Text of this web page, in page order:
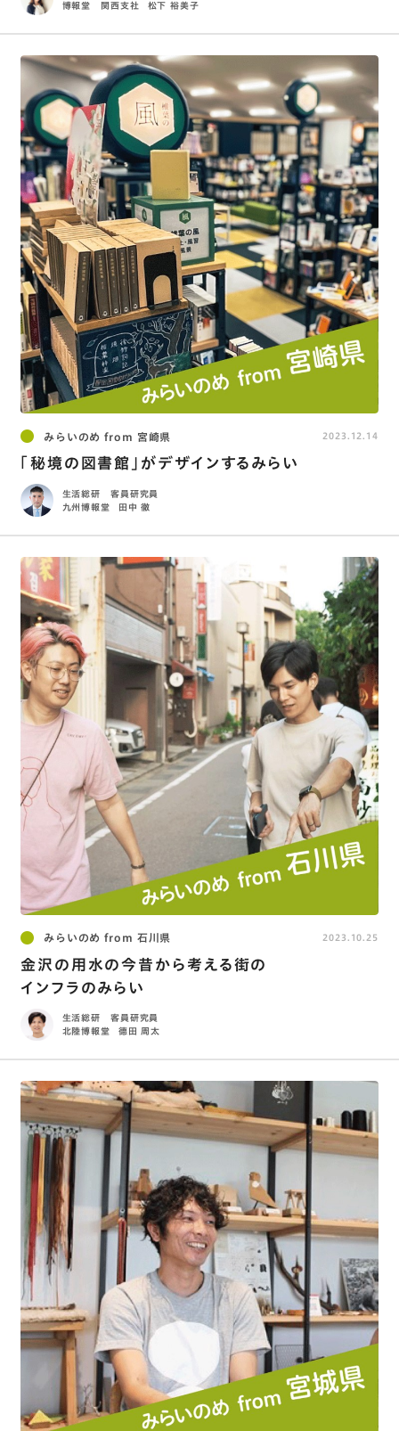
博報堂 関西支社
松下 裕美子
みらいのめ from 宮崎県
「秘境の図書館」がデザインするみらい
生活総研 客員研究員
九州博報堂
田中 徹
2023.12.14
みらいのめ from 石川県
金沢の用水の今昔から考える街の
インフラのみらい
生活総研 客員研究員
北陸博報堂
德田 周太
2023.10.25